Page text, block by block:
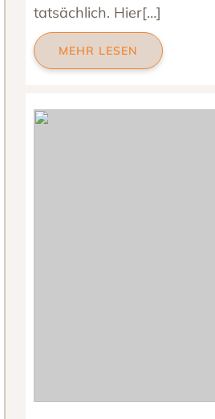
tatsächlich. Hier[…]
MEHR LESEN